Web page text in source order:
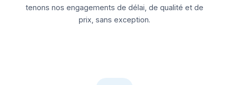
tenons nos engagements de délai, de qualité et de
prix, sans exception.